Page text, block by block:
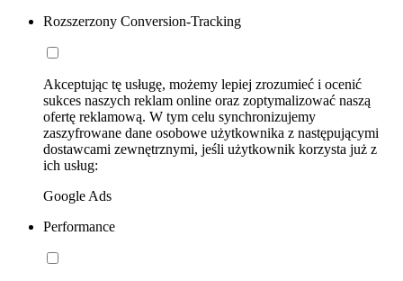
Rozszerzony Conversion-Tracking
Akceptując tę usługę, możemy lepiej zrozumieć i ocenić
sukces naszych reklam online oraz zoptymalizować naszą
ofertę reklamową. W tym celu synchronizujemy
zaszyfrowane dane osobowe użytkownika z następującymi
dostawcami zewnętrznymi, jeśli użytkownik korzysta już z
ich usług:
Google Ads
Performance